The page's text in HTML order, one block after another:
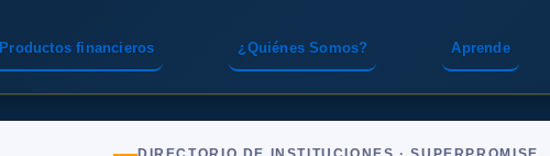
Productos financieros ¿Quiénes Somos? Aprende